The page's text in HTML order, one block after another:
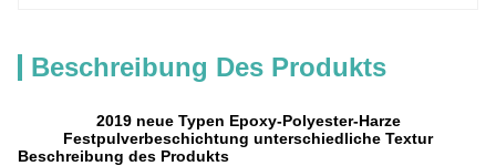
Beschreibung Des Produkts
2019 neue Typen Epoxy-Polyester-Harze
Festpulverbeschichtung unterschiedliche Textur
Beschreibung des Produkts